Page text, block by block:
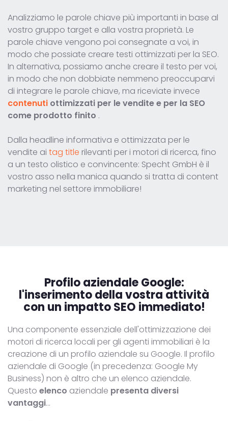
Analizziamo le parole chiave più importanti in base al
vostro gruppo target e alla vostra proprietà. Le
parole chiave vengono poi consegnate a voi, in
modo che possiate creare testi ottimizzati per la SEO.
In alternativa, possiamo anche creare il testo per voi,
in modo che non dobbiate nemmeno preoccuparvi
di integrare le parole chiave, ma riceviate invece
contenuti ottimizzati per le vendite e per la SEO
come prodotto finito .
Dalla headline informativa e ottimizzata per le
vendite ai tag title rilevanti per i motori di ricerca, fino
a un testo olistico e convincente: Specht GmbH è il
vostro asso nella manica quando si tratta di content
marketing nel settore immobiliare!
Profilo aziendale Google:
l'inserimento della vostra attività
con un impatto SEO immediato!
Una componente essenziale dell'ottimizzazione dei
motori di ricerca locali per gli agenti immobiliari è la
creazione di un profilo aziendale su Google. Il profilo
aziendale di Google (in precedenza: Google My
Business) non è altro che un elenco aziendale.
Questo elenco aziendale presenta diversi
vantaggi...